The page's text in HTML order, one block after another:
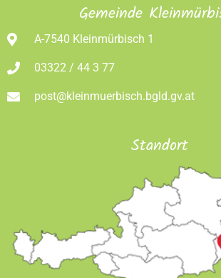
Gemeinde
A-7540 Kleinmürbisch 1
03322 / 44 3 77
post@kleinmuerbisch.bgld.gv.at
Standort